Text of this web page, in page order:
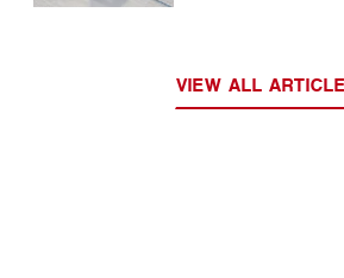
VIEW ALL